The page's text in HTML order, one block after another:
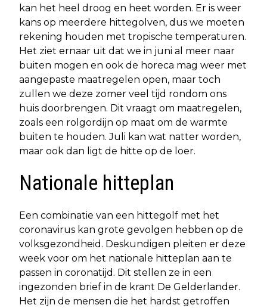
kan het heel droog en heet worden. Er is weer
kans op meerdere hittegolven, dus we moeten
rekening houden met tropische temperaturen.
Het ziet ernaar uit dat we in juni al meer naar
buiten mogen en ook de horeca mag weer met
aangepaste maatregelen open, maar toch
zullen we deze zomer veel tijd rondom ons
huis doorbrengen. Dit vraagt om maatregelen,
zoals een rolgordijn op maat om de warmte
buiten te houden. Juli kan wat natter worden,
maar ook dan ligt de hitte op de loer.
Nationale hitteplan
Een combinatie van een hittegolf met het
coronavirus kan grote gevolgen hebben op de
volksgezondheid. Deskundigen pleiten er deze
week voor om het nationale hitteplan aan te
passen in coronatijd. Dit stellen ze in een
ingezonden brief in de krant De Gelderlander.
Het zijn de mensen die het hardst getroffen